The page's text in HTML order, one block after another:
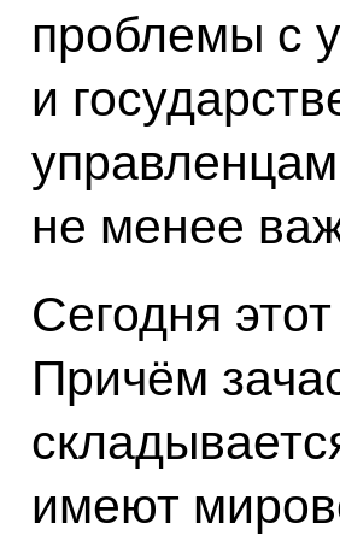
проблемы с
и
не менее
Сегодня
Причём
имеют